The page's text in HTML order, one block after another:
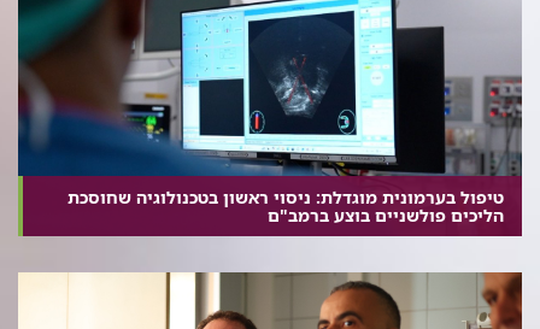
טיפול בערמונית מוגדלת: ניסוי ראשון בטכנולוגיה שחוסכת
הליכים פולשניים בוצע ברמב"ם